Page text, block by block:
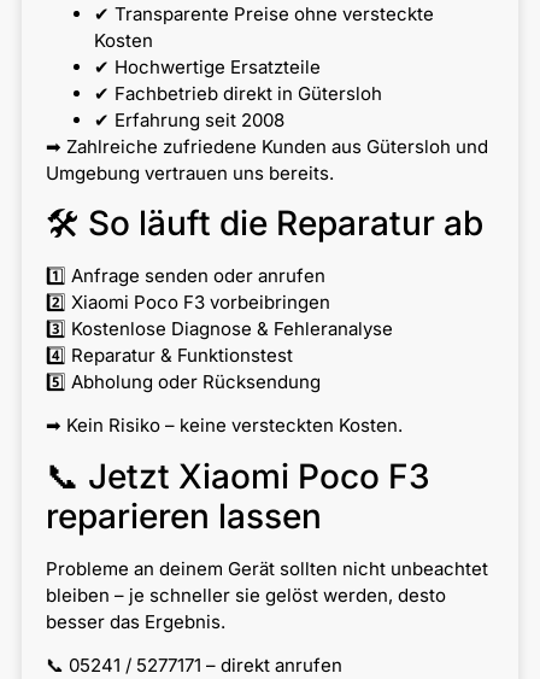
✔ Transparente Preise ohne versteckte
Kosten
✔ Hochwertige Ersatzteile
✔ Fachbetrieb direkt in Gütersloh
✔ Erfahrung seit 2008
➡ Zahlreiche zufriedene Kunden aus Gütersloh und
Umgebung vertrauen uns bereits.
🛠 So läuft die Reparatur ab
1️⃣ Anfrage senden oder anrufen
2️⃣ Xiaomi Poco F3 vorbeibringen
3️⃣ Kostenlose Diagnose & Fehleranalyse
4️⃣ Reparatur & Funktionstest
5️⃣ Abholung oder Rücksendung
➡ Kein Risiko – keine versteckten Kosten.
📞 Jetzt Xiaomi Poco F3
reparieren lassen
Probleme an deinem Gerät sollten nicht unbeachtet
bleiben – je schneller sie gelöst werden, desto
besser das Ergebnis.
📞 05241 / 5277171 – direkt anrufen